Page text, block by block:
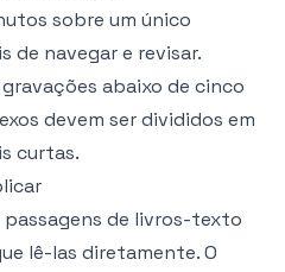
sobre um único
navegar e revisar.
abaixo de cinco
devem ser divididos em
curtas.
passagens de livros-texto
lê-las diretamente. O